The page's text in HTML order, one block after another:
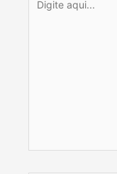
aqui...